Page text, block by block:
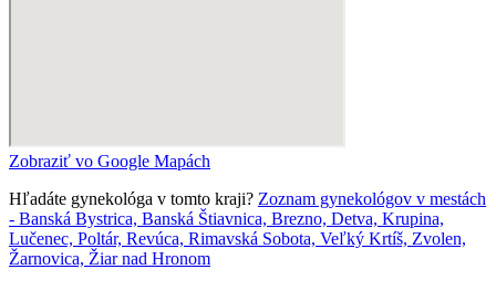
Zobraziť vo Google Mapách
Hľadáte gynekológa v tomto kraji? Zoznam gynekológov v mestách
- Banská Bystrica, Banská Štiavnica, Brezno, Detva, Krupina,
Lučenec, Poltár, Revúca, Rimavská Sobota, Veľký Krtíš, Zvolen,
Žarnovica, Žiar nad Hronom